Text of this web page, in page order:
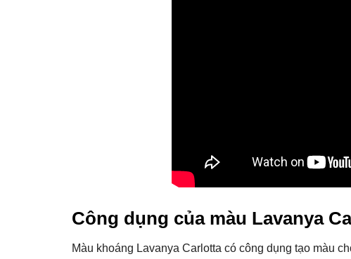
Công dụng của màu Lavanya
Màu khoáng Lavanya Carlotta có công dụng tạo màu